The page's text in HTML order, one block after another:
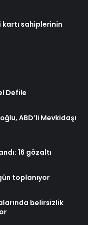
sahiplerinin
Defile
ABD’li Mevkidaşı
16 gözaltı
toplanıyor
belirsizlik